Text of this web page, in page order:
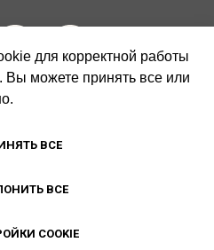
ЗВОНОК
для корректной работы
Вы можете принять все или
ВСЕ
ВСЕ
COOKIE